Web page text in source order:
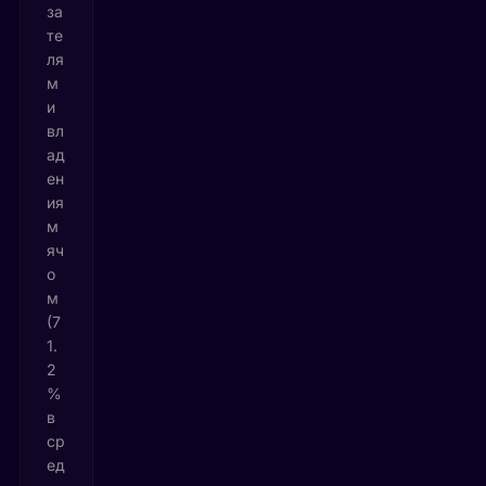
за
те
ля
м
и
вл
ад
ен
ия
м
яч
о
м
(7
1.
2
%
в
ср
ед